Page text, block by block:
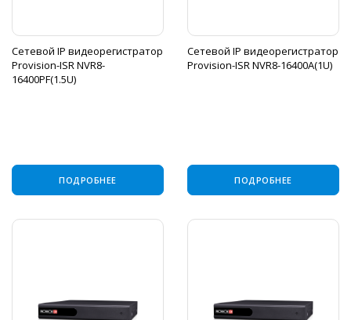
Сетевой IP видеорегистратор
Provision-ISR NVR8-
16400PF(1.5U)
ПОДРОБНЕЕ
Сетевой IP видеорегистратор
Provision-ISR NVR8-16400A(1U)
ПОДРОБНЕЕ